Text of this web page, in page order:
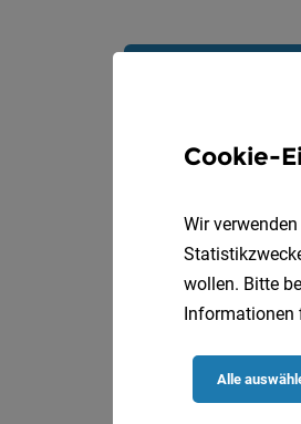
Cookie-
Wir
wollen. Bitte
Informationen
Alle